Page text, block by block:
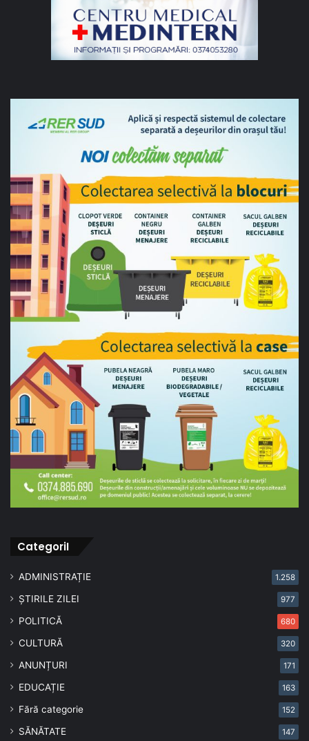
CategoriI
ADMINISTRAȚIE 1.258
ȘTIRILE ZILEI 977
POLITICĂ 680
CULTURĂ 320
ANUNȚURI 171
EDUCAȚIE 163
Fără categorie 152
SĂNĂTATE 147